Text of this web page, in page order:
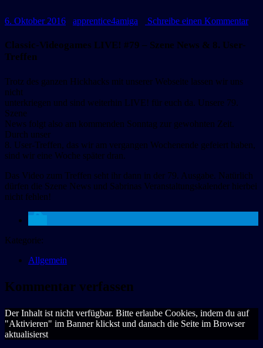
Datum:
6. Oktober 2016 Autor:
apprentice4amiga Schreibe einen Kommentarzu
Classic-Videogames LIVE! #79 – Szene News & 8. User-
Treffen
Trotz des ganzen Hickhacks mit unserer Webseite lassen wir uns
nicht
unterkriegen und sind weiterhin LIVE! für euch da. Unsere 79.
Szene
News folgt also am kommenden Sonntag zur gewohnten Zeit.
Durch unser
8. User-Treffen, das wir am vergangen Wochenende gefeiert haben,
sind wir eine Woche später dran.
Das Video zum Treffen seht ihr dann in der 79. Ausgabe. Natürlich
dürfen die Szene News und Sabrinas Veranstaltungskalender hierbei
nicht fehlen!
Kategorie:
Allgemein
Kommentar verfassen
Der Inhalt ist nicht verfügbar. Bitte erlaube Cookies, indem du auf
"Aktivieren" im Banner klickst und danach die Seite im Browser
aktualisierst